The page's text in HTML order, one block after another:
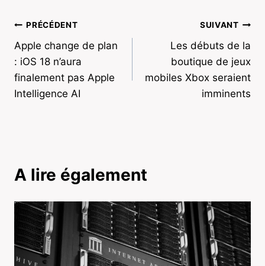
Navigation
de
l’article
PRÉCÉDENT
Apple change de plan
: iOS 18 n’aura
finalement pas Apple
Intelligence AI
SUIVANT
Les débuts de la
boutique de jeux
mobiles Xbox seraient
imminents
A lire également